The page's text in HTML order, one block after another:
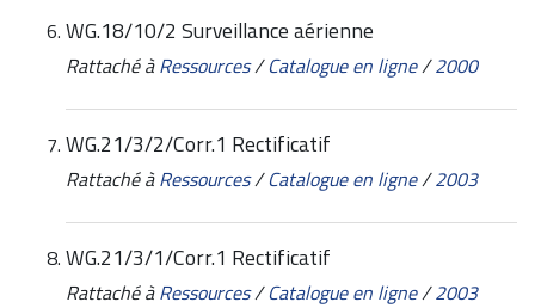
WG.18/10/2 Surveillance aérienne
Rattaché à Ressources/Catalogue en ligne/2000
WG.21/3/2/Corr.1 Rectificatif
Rattaché à Ressources/Catalogue en ligne/2003
WG.21/3/1/Corr.1 Rectificatif
Rattaché à Ressources/Catalogue en ligne/2003